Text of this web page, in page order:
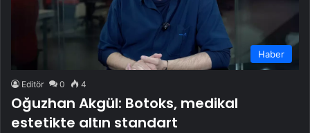
Haber
Editör 0 4
Oğuzhan Akgül: Botoks, medikal
estetikte altın standart